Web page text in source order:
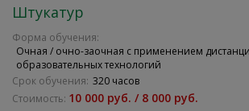
Штукатур
Форма обучения:
Очная / очно-заочная с применением
образовательных технологий
Срок обучения: 320 часов
Стоимость: 10 000 руб. / 8 000 руб.